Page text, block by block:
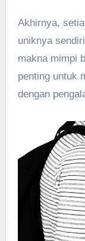
Akhirnya,
uniknya
makna mimpi
penting untuk
dengan